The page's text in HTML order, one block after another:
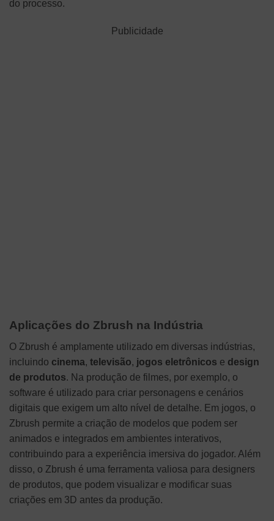
do processo.
Publicidade
Aplicações do Zbrush na Indústria
O Zbrush é amplamente utilizado em diversas indústrias,
incluindo cinema, televisão, jogos eletrônicos e design
de produtos. Na produção de filmes, por exemplo, o
software é utilizado para criar personagens e cenários
digitais que exigem um alto nível de detalhe. Em jogos, o
Zbrush permite a criação de modelos que podem ser
animados e integrados em ambientes interativos,
contribuindo para a experiência imersiva do jogador. Além
disso, o Zbrush é uma ferramenta valiosa para designers
de produtos, que podem visualizar e modificar suas
criações em 3D antes da produção.